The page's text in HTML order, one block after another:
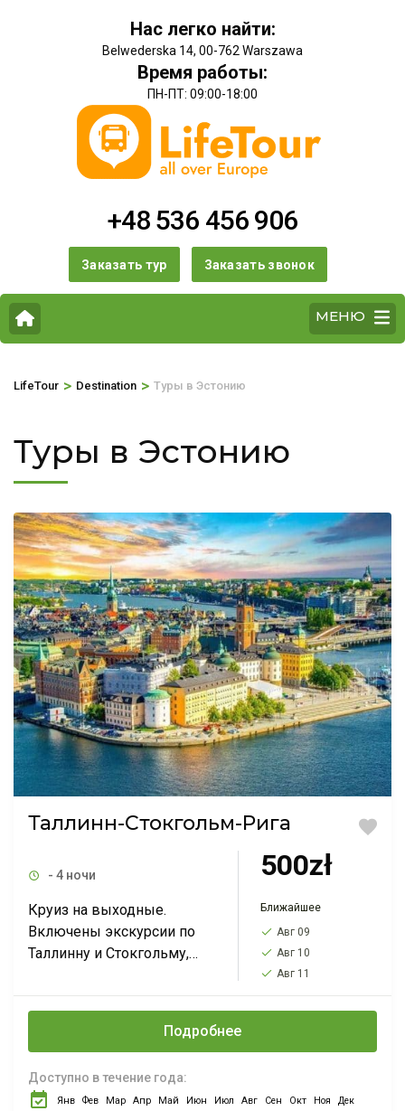
Нас легко найти:
Belwederska 14, 00-762 Warszawa
Время работы:
ПН-ПТ: 09:00-18:00
+48 536 456 906
Заказать тур Заказать звонок
МЕНЮ
LifeTour > Destination > Туры в Эстонию
Туры в Эстонию
Таллинн-Стокгольм-Рига
- 4 ночи
Круиз на выходные.
Включены экскурсии по
Таллинну и Стокгольму,
завтраки на пароме.
Только для туристов с
визами. Смотрите всю
500zł
Ближайшее
Авг 09
Авг 10
Авг 11
Подробнее
Доступно в течение года:
Янв Фев Мар Апр Май Июн Июл Авг Сен Окт Ноя Дек